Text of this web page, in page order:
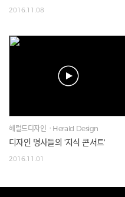
2016.11.08
헤럴드디자인ㆍHerald Design
디자인 명사들의 '지식 콘서트'
2016.11.01